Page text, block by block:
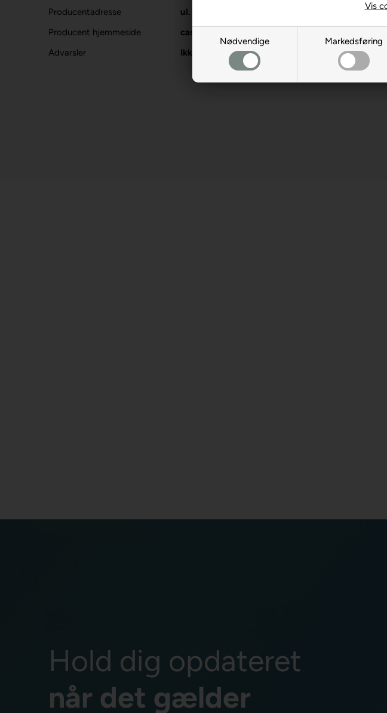
Nødvendige Markedsføring
Vis
Producentadresse
ul. W. Łokietka 119, PL-31-263 Kraków
Producent hjemmeside
castorland.pl
Advarsler
Ikke til børn under 3 år. Indeholder små dele.
Hold dig opdateret
når det gælder